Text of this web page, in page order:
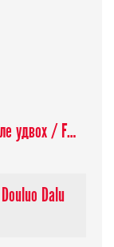
Кемпінґ на одного, але удвох / Futari Solo Camp
Dalu